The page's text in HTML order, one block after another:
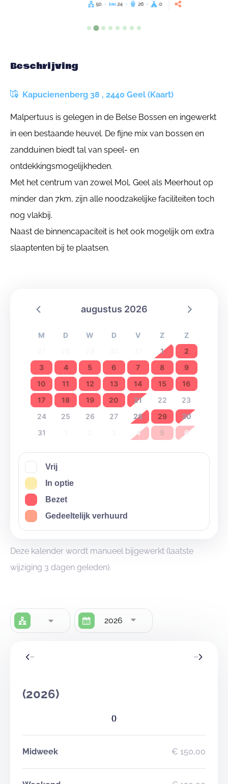
50 24 26 0
Beschrijving
Kapucienenberg 38 , 2440 Geel (Kaart)
Malpertuus is gelegen in de Belse Bossen en ingewerkt
in een bestaande heuvel. De fijne mix van bossen en
zandduinen biedt tal van speel- en
ontdekkingsmogelijkheden.
Met het centrum van zowel Mol, Geel als Meerhout op
minder dan 7km, zijn alle noodzakelijke faciliteiten toch
nog vlakbij.
Naast de binnencapaciteit is het ook mogelijk om extra
slaaptenten bij te plaatsen.
augustus 2026
M D W D V Z
Z
1
2
3
4 5 6 7 8
9
10
11 12 13 14 15
16
17
18 19 20 21 22
23
24
25 26 27 28 29
30
31
4 5 6
Vrij
In optie
Bezet
Gedeeltelijk verhuurd
Deze kalender wordt manueel bijgewerkt (laatste
wijziging 3 dagen geleden).
2026
(2026)
()
Midweek € 150,00